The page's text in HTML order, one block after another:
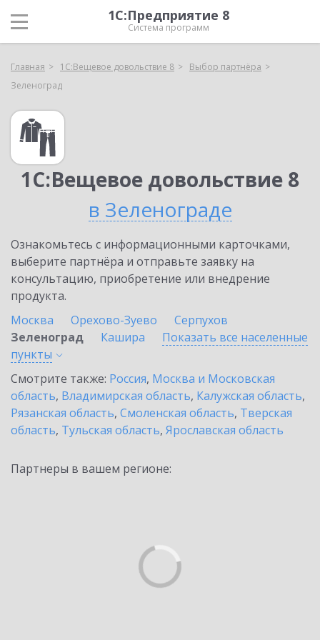
1С:Предприятие 8
Система программ
Главная 1С:Вещевое довольствие 8
Выбор партнёра
Зеленоград
1С:Вещевое довольствие 8
в Зеленограде
Ознакомьтесь с информационными карточками,
выберите партнёра и отправьте заявку на
консультацию, приобретение или внедрение
продукта.
Москва
Орехово-Зуево
Серпухов
Зеленоград
Кашира
Показать все населенные
пункты
Смотрите также: Россия, Москва и Московская
область, Владимирская область, Калужская область,
Рязанская область, Смоленская область, Тверская
область, Тульская область, Ярославская область
Партнеры в вашем регионе: